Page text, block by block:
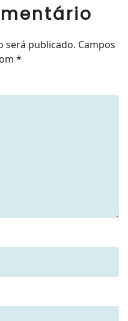
será publicado. Campos
*